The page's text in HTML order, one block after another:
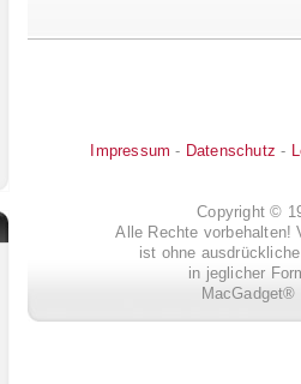
Impressum - Datenschutz -
Copyright ©
Alle Rechte vorbehalten!
ist ohne
in jeglicher
MacGadget®